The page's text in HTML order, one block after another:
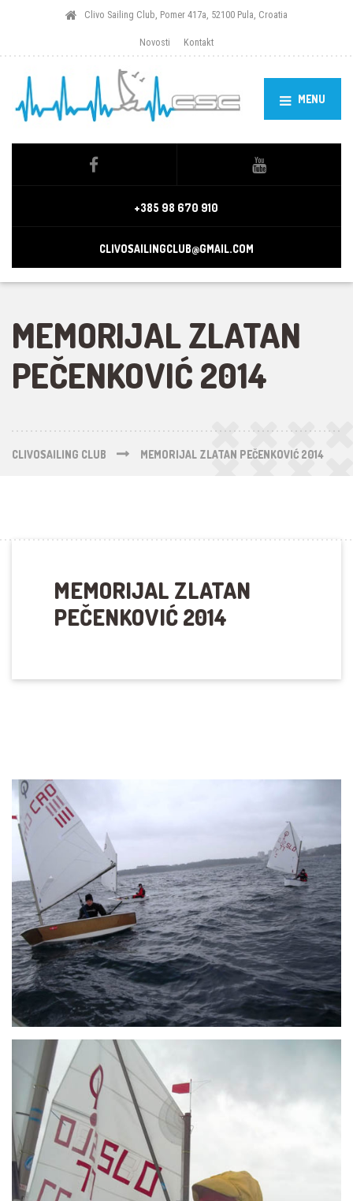
Clivo Sailing Club, Pomer 417a, 52100 Pula, Croatia
Novosti Kontakt
MENU
+385 98 670 910
CLIVOSAILINGCLUB@GMAIL.COM
MEMORIJAL ZLATAN
PEČENKOVIĆ 2014
CLIVOSAILING CLUB MEMORIJAL ZLATAN PEČENKOVIĆ 2014
MEMORIJAL ZLATAN
PEČENKOVIĆ 2014